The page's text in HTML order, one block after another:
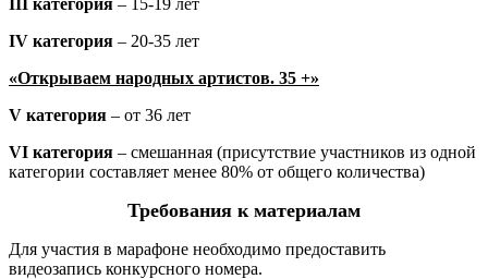
IV категория – 20-35 лет
«Открываем народных артистов. 35 +»
V категория – от 36 лет
VI категория – смешанная (присутствие участников из одной
категории составляет менее 80% от общего количества)
Требования к материалам
Для участия в марафоне необходимо предоставить
видеозапись конкурсного номера.